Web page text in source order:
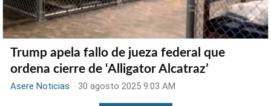
Trump apela fallo de jueza federal que
ordena cierre de ‘Alligator Alcatraz’
Asere Noticias - 30 agosto 2025 9:03 AM